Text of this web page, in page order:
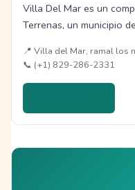
Villa Del Mar es un
Terrenas, un municipio
📍 Villa del Mar, ramal los
📞 (+1) 829-286-2331